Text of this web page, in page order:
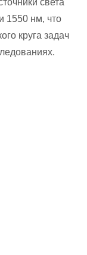
света
1550 нм, что
круга задач